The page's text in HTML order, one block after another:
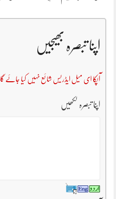
اپنا تبصرہ بھیجیں
آپکا ای میل ایڈریس شائع نہیں کیا جائے گا
اپنا تبصرہ لکھیں